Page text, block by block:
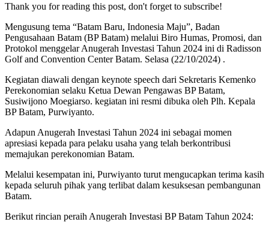
Thank you for reading this post, don't forget to subscribe!
Mengusung tema “Batam Baru, Indonesia Maju”, Badan
Pengusahaan Batam (BP Batam) melalui Biro Humas, Promosi, dan
Protokol menggelar Anugerah Investasi Tahun 2024 ini di Radisson
Golf and Convention Center Batam. Selasa (22/10/2024) .
Kegiatan diawali dengan keynote speech dari Sekretaris Kemenko
Perekonomian selaku Ketua Dewan Pengawas BP Batam,
Susiwijono Moegiarso. kegiatan ini resmi dibuka oleh Plh. Kepala
BP Batam, Purwiyanto.
Adapun Anugerah Investasi Tahun 2024 ini sebagai momen
apresiasi kepada para pelaku usaha yang telah berkontribusi
memajukan perekonomian Batam.
Melalui kesempatan ini, Purwiyanto turut mengucapkan terima kasih
kepada seluruh pihak yang terlibat dalam kesuksesan pembangunan
Batam.
Berikut rincian peraih Anugerah Investasi BP Batam Tahun 2024: